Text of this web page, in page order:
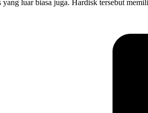
luar biasa juga. Hardisk tersebut